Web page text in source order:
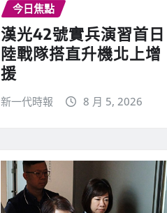
今日焦點
漢光42號實兵演習首日
陸戰隊搭直升機北上增
援
新一代時報 8 月 5, 2026